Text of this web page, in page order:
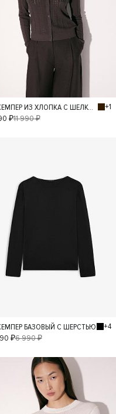
S L
ДЖЕМПЕР ИЗ ХЛОПКА С ШЕЛКОМ
+1
₽11 990 ₽
S L
БАЗОВЫЙ С ШЕРСТЬЮ
+4
₽6 990 ₽